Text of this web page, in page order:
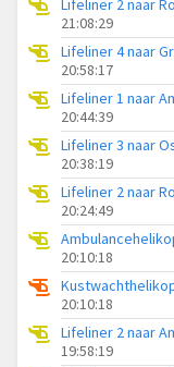
Lifeliner 2 naar
21:08:29
Lifeliner 4 naar
20:58:17
Lifeliner 1 naar
20:44:39
Lifeliner 3 naar
20:38:19
Lifeliner 2 naar
20:24:49
20:10:18
20:10:18
Lifeliner 2 naar
19:58:19